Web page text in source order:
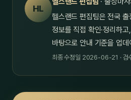
HL
헬스랜드 편집팀은 전국 출
정보를 직접 확인·정리하
바탕으로 안내 기준을 업데
최종 수정일 2026-06-21 · 검